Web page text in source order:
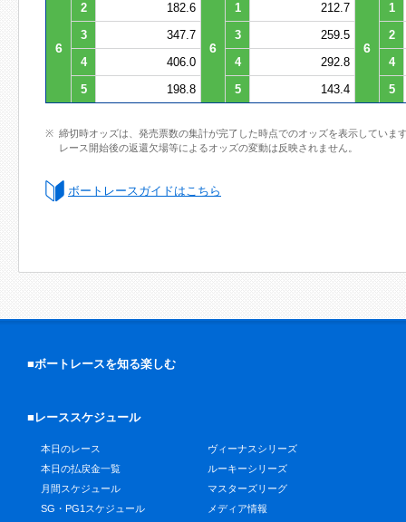
6
2 182.6
6
1 212.7
6
1
3
347.7 3 259.5
2
4
406.0 4 292.8
4
5
198.8 5 143.4 5
締切時オッズは、発売票数の集計が完了した時点でのオッズを表示していま
レース開始後の返還欠場等によるオッズの変動は反映されません。
ボートレースガイドはこちら
■ボートレースを知る楽しむ
■レーススケジュール
本日のレース
本日の払戻金一覧
月間スケジュール
SG・PG1スケジュール
ヴィーナスシリーズ
ルーキーシリーズ
マスターズリーグ
メディア情報